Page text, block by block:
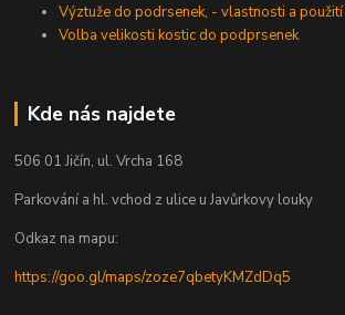
Výztuže do podrsenek, - vlastnosti a použití
Volba velikosti kostic do podprsenek
Kde nás najdete
506 01 Jičín, ul. Vrcha 168
Parkování a hl. vchod z ulice u Javůrkovy louky
Odkaz na mapu:
https://goo.gl/maps/zoze7qbetyKMZdDq5